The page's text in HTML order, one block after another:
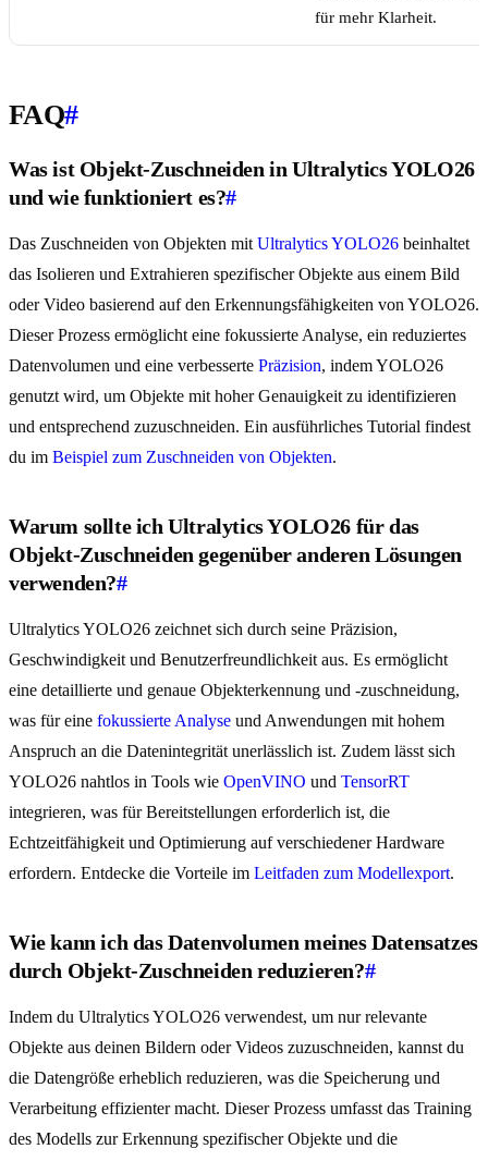
für mehr Klarheit.
FAQ#
Was ist Objekt-Zuschneiden in Ultralytics YOLO26
und wie funktioniert es?#
Das Zuschneiden von Objekten mit Ultralytics YOLO26 beinhaltet
das Isolieren und Extrahieren spezifischer Objekte aus einem Bild
oder Video basierend auf den Erkennungsfähigkeiten von YOLO26.
Dieser Prozess ermöglicht eine fokussierte Analyse, ein reduziertes
Datenvolumen und eine verbesserte Präzision, indem YOLO26
genutzt wird, um Objekte mit hoher Genauigkeit zu identifizieren
und entsprechend zuzuschneiden. Ein ausführliches Tutorial findest
du im Beispiel zum Zuschneiden von Objekten.
Warum sollte ich Ultralytics YOLO26 für das
Objekt-Zuschneiden gegenüber anderen Lösungen
verwenden?#
Ultralytics YOLO26 zeichnet sich durch seine Präzision,
Geschwindigkeit und Benutzerfreundlichkeit aus. Es ermöglicht
eine detaillierte und genaue Objekterkennung und -zuschneidung,
was für eine fokussierte Analyse und Anwendungen mit hohem
Anspruch an die Datenintegrität unerlässlich ist. Zudem lässt sich
YOLO26 nahtlos in Tools wie OpenVINO und TensorRT
integrieren, was für Bereitstellungen erforderlich ist, die
Echtzeitfähigkeit und Optimierung auf verschiedener Hardware
erfordern. Entdecke die Vorteile im Leitfaden zum Modellexport.
Wie kann ich das Datenvolumen meines Datensatzes
durch Objekt-Zuschneiden reduzieren?#
Indem du Ultralytics YOLO26 verwendest, um nur relevante
Objekte aus deinen Bildern oder Videos zuzuschneiden, kannst du
die Datengröße erheblich reduzieren, was die Speicherung und
Verarbeitung effizienter macht. Dieser Prozess umfasst das Training
des Modells zur Erkennung spezifischer Objekte und die